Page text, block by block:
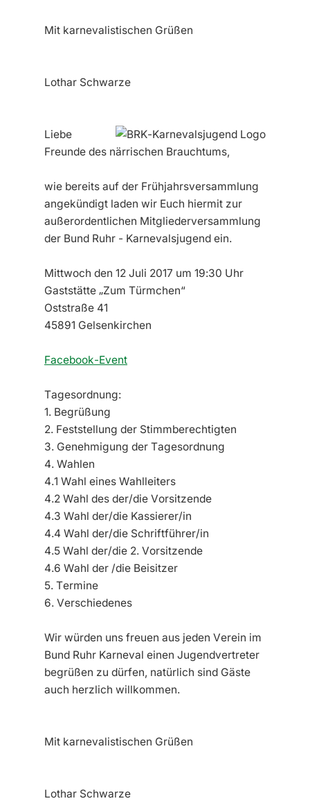
Mit karnevalistischen Grüßen
Lothar Schwarze
Liebe
Freunde des närrischen Brauchtums,
wie bereits auf der Frühjahrsversammlung
angekündigt laden wir Euch hiermit zur
außerordentlichen Mitgliederversammlung
der Bund Ruhr - Karnevalsjugend ein.
Mittwoch den 12 Juli 2017 um 19:30 Uhr
Gaststätte „Zum Türmchen“
Oststraße 41
45891 Gelsenkirchen
Facebook-Event
Tagesordnung:
1. Begrüßung
2. Feststellung der Stimmberechtigten
3. Genehmigung der Tagesordnung
4. Wahlen
4.1 Wahl eines Wahlleiters
4.2 Wahl des der/die Vorsitzende
4.3 Wahl der/die Kassierer/in
4.4 Wahl der/die Schriftführer/in
4.5 Wahl der/die 2. Vorsitzende
4.6 Wahl der /die Beisitzer
5. Termine
6. Verschiedenes
Wir würden uns freuen aus jeden Verein im
Bund Ruhr Karneval einen Jugendvertreter
begrüßen zu dürfen, natürlich sind Gäste
auch herzlich willkommen.
Mit karnevalistischen Grüßen
Lothar Schwarze